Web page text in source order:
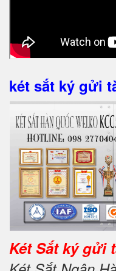
két sắt ký gửi
Két Sắt ký gửi